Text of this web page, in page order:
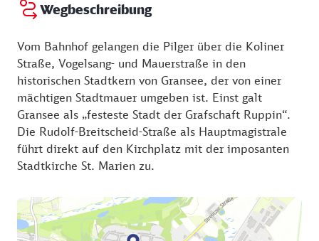
Wegbeschreibung
Vom Bahnhof gelangen die Pilger über die Koliner
Straße, Vogelsang- und Mauerstraße in den
historischen Stadtkern von Gransee, der von einer
mächtigen Stadtmauer umgeben ist. Einst galt
Gransee als „festeste Stadt der Grafschaft Ruppin“.
Die Rudolf-Breitscheid-Straße als Hauptmagistrale
führt direkt auf den Kirchplatz mit der imposanten
Stadtkirche St. Marien zu.